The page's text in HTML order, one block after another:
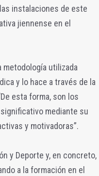
instalaciones de este
jiennense en el
metodología utilizada
y lo hace a través de la
esta forma, son los
mediante su
y motivadoras”.
y Deporte y, en concreto,
a la formación en el